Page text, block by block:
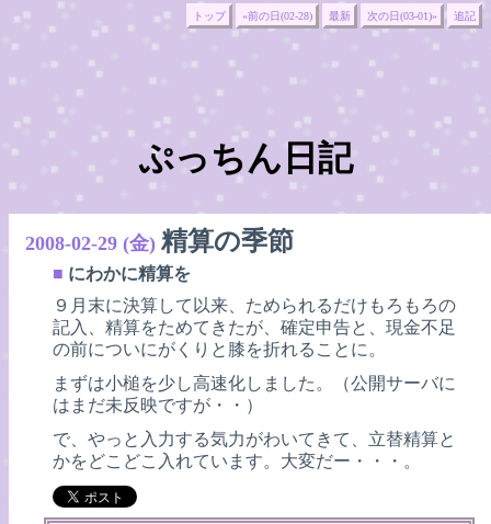
トップ «前の日(02-28) 最新 次の日(03-01)» 追記
ぷっちん日記
2008-02-29 (金) 精算の季節
■ にわかに精算を
９月末に決算して以来、ためられるだけもろもろの
記入、精算をためてきたが、確定申告と、現金不足
の前についにがくりと膝を折れることに。
まずは小槌を少し高速化しました。（公開サーバに
はまだ未反映ですが・・）
で、やっと入力する気力がわいてきて、立替精算と
かをどこどこ入れています。大変だー・・・。